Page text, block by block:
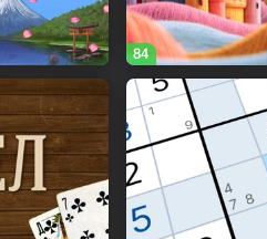
84